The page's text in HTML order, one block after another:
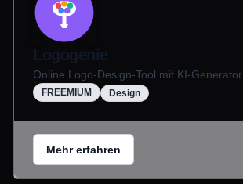
Logogenie
Online Logo-Design-Tool mit KI-Generator.
FREEMIUM Design
Mehr erfahren